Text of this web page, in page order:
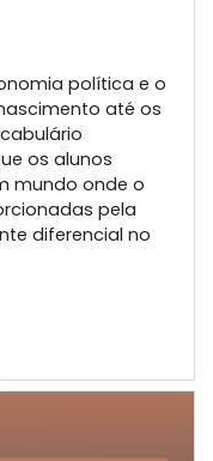
política e o
até os
os alunos
mundo onde o
pela
diferencial no